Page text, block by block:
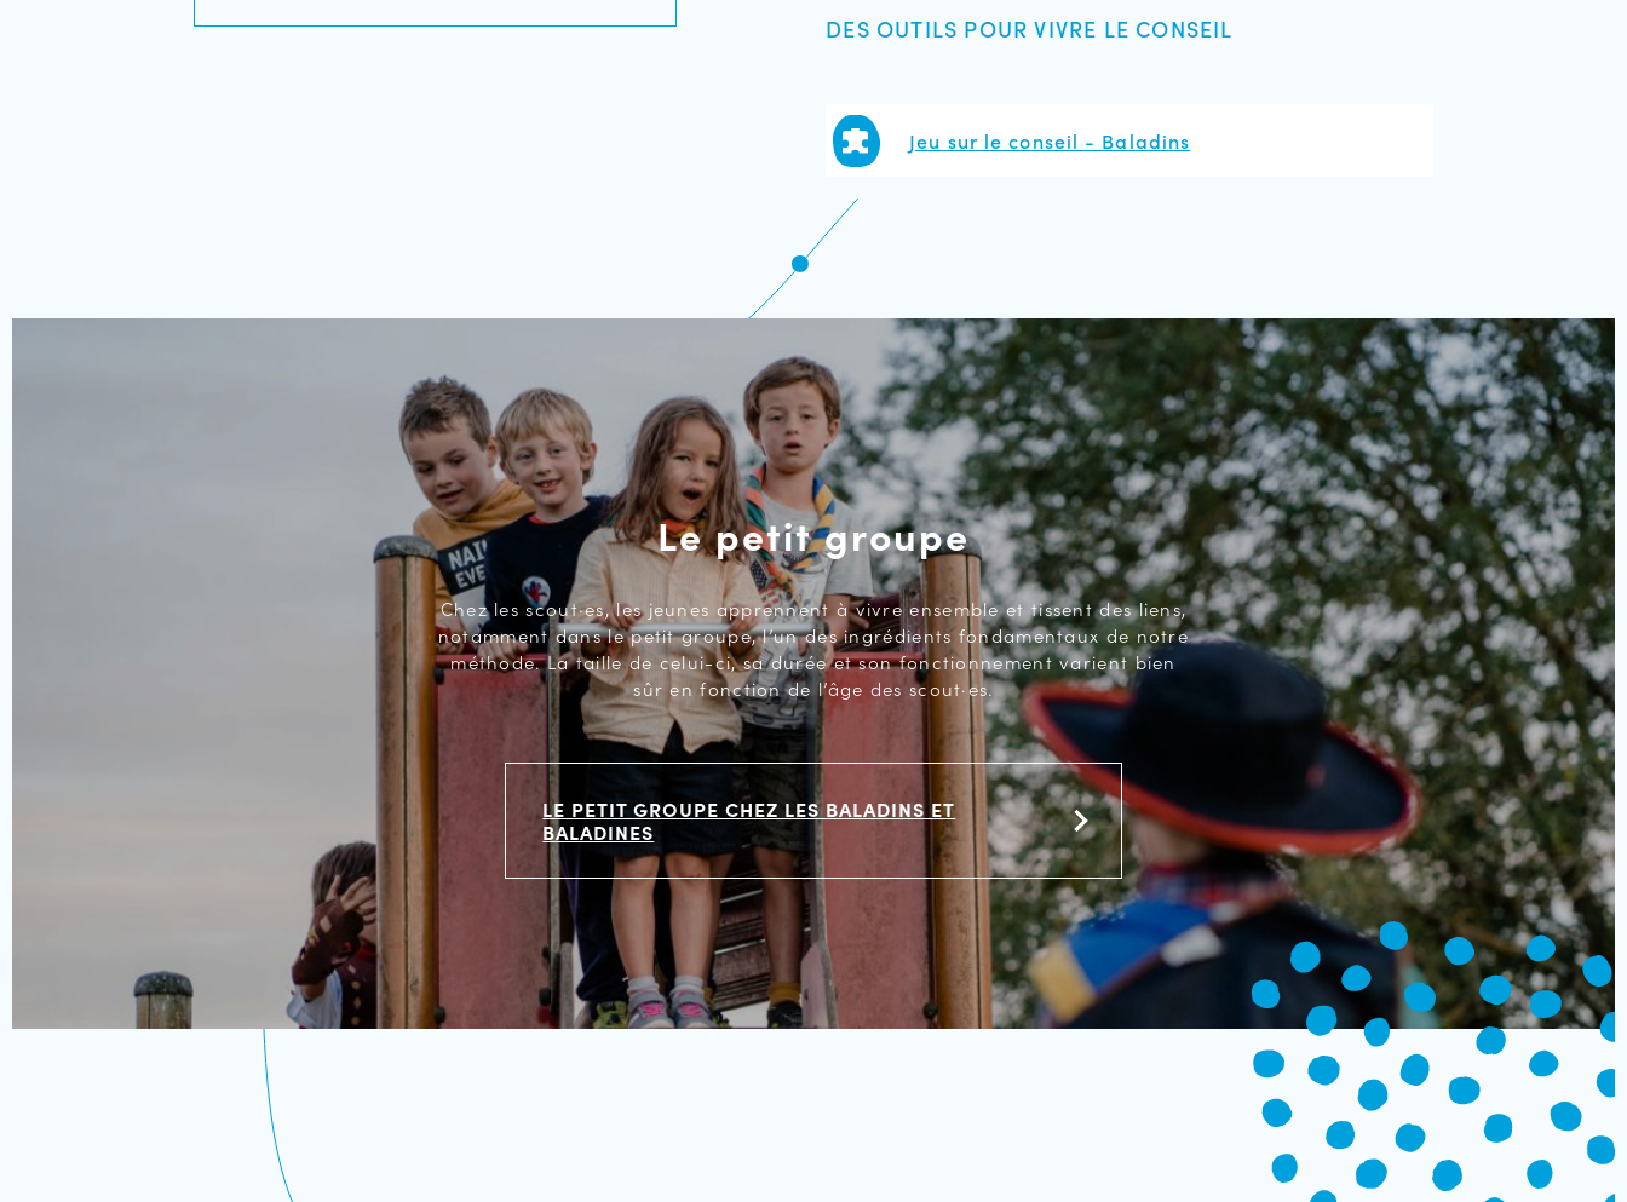
DES OUTILS POUR VIVRE LE CONSEIL
Jeu sur le conseil - Baladins
Le petit groupe
Chez les scout·es, les jeunes apprennent à vivre ensemble et tissent des liens,
notamment dans le petit groupe, l’un des ingrédients fondamentaux de notre
méthode. La taille de celui-ci, sa durée et son fonctionnement varient bien
sûr en fonction de l’âge des scout·es.
LE PETIT GROUPE CHEZ LES BALADINS ET
BALADINES